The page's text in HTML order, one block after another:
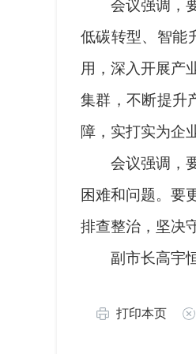
会议强调，要
低碳转型、智能
用，深入开展产
集群，不断提升
障，实打实为企
会议强调，要
困难和问题。要
排查整治，坚决
副市长高宇恒
打印本页